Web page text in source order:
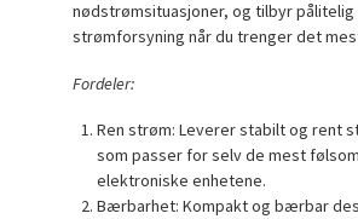
nødstrømsituasjoner, og tilbyr pålitelig
strømforsyning når du trenger det
Fordeler:
Ren strøm: Leverer stabilt og rent
som passer for selv de mest
elektroniske enhetene.
Bærbarhet: Kompakt og bærbar